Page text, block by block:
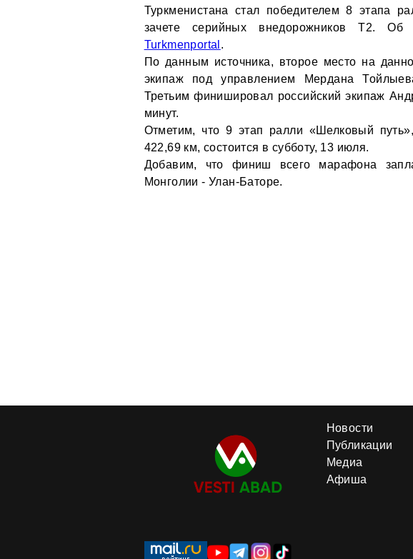
Туркменистана стал победителем 8 этапа
зачете серийных внедорожников Т2. Об
Turkmenportal .
По данным источника, второе место на
экипаж под управлением Мердана
Третьим финишировал российский экипаж
минут.
Отметим, что 9 этап ралли «Шелковый путь»,
422,69 км, состоится в субботу, 13 июля.
Добавим, что финиш всего марафона
Монголии - Улан-Баторе.
Новости
Публикации
Медиа
Афиша